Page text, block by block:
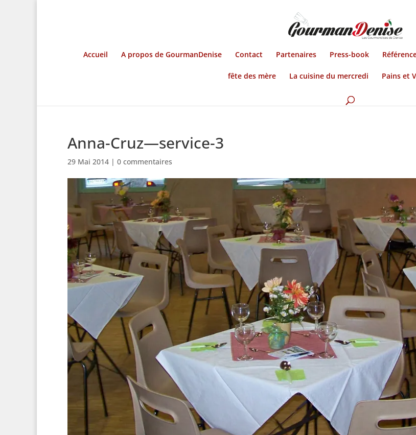
Accueil A propos de GourmanDenise Contact Partenaires Press-book
fête des mère La cuisine du mercredi Pains et
Anna-Cruz—service-3
29 Mai 2014 | 0 commentaires